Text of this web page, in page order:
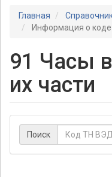
Главная
Информация о
91 Часы
их части
Поиск